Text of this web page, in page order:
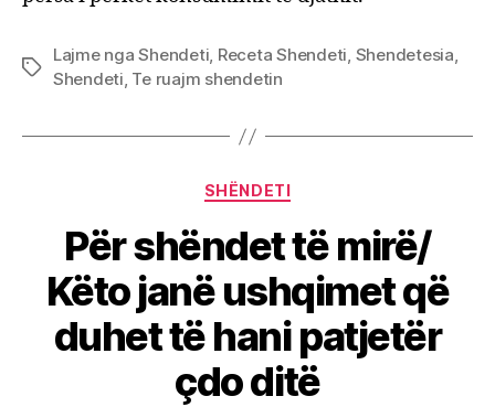
Tags
Lajme nga Shendeti, Receta Shendeti, Shendetesia,
Shendeti, Te ruajm shendetin
Categories
SHËNDETI
Për shëndet të mirë/
Këto janë ushqimet që
duhet të hani patjetër
çdo ditë